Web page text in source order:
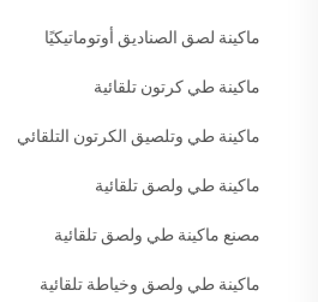
ماكينة لصق الصناديق أوتوماتيكيًا
ماكينة طي كرتون تلقائية
ماكينة طي وتلصيق الكرتون التلقائي
ماكينة طي ولصق تلقائية
مصنع ماكينة طي ولصق تلقائية
ماكينة طي ولصق وخياطة تلقائية